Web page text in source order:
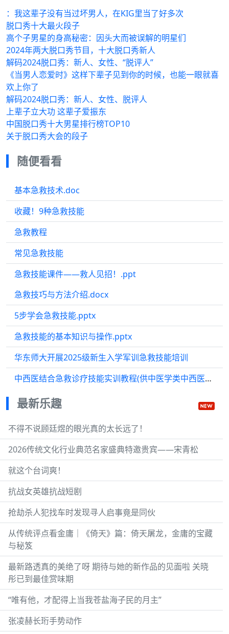
️：我这辈子没有当过坏男人，在KIG里当了好多次
脱口秀十大最火段子
高个子男星的身高秘密：因头大而被误解的明星们
2024年两大脱口秀节目，十大脱口秀新人
解码2024脱口秀：新人、女性、“脱评人”
《当男人恋爱时》这样下辈子见到你的时候，也能一眼就喜
欢上你了
解码2024脱口秀：新人、女性、脱评人
上辈子立大功 这辈子爱振东
中国脱口秀十大男星排行榜TOP10
关于脱口秀大会的段子
随便看看
基本急救技术.doc
收藏！9种急救技能
急救教程
常见急救技能
急救技能课件——救人见招！.ppt
急救技巧与方法介绍.docx
5步学会急救技能.pptx
急救技能的基本知识与操作.pptx
华东师大开展2025级新生入学军训急救技能培训
中西医结合急救诊疗技能实训教程(供中医学类中西医临床医学等专业用全国中医药行业高等教育十四五创新教材)
最新乐趣
不得不说顾廷煜的眼光真的太长远了！
2026传统文化行业典范名家盛典特邀贵宾——宋青松
就这个台词爽！
抗战女英雄抗战短剧
抢劫杀人犯找车时发现寻人启事竟是同伙
从传统评点看金庸｜《倚天》篇：倚天屠龙，金庸的宝藏
与秘笈
最新路透真的美绝了呀 期待与她的新作品的见面啦 关晓
彤已到最佳赏味期
“唯有他，才配得上当我苍盐海子民的月主”
张凌赫长珩手势动作